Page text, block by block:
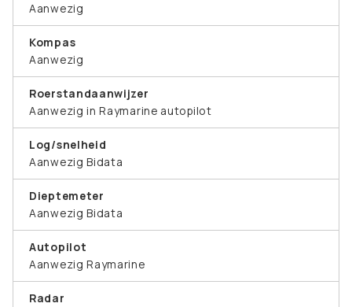
Aanwezig
Kompas
Aanwezig
Roerstandaanwijzer
Aanwezig in Raymarine autopilot
Log/snelheid
Aanwezig Bidata
Dieptemeter
Aanwezig Bidata
Autopilot
Aanwezig Raymarine
Radar